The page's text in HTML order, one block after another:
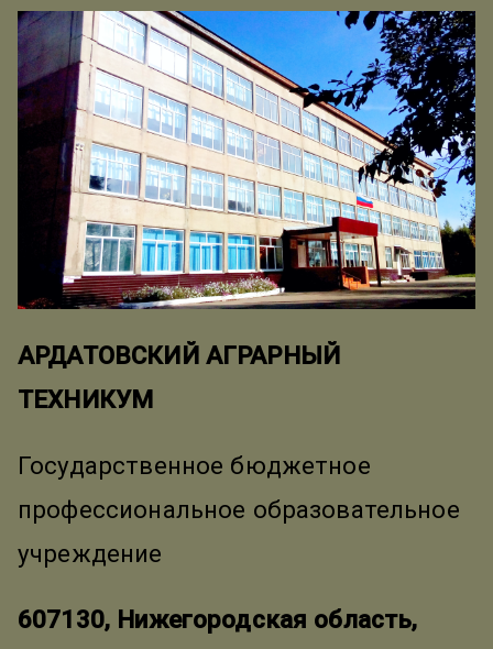
АРДАТОВСКИЙ АГРАРНЫЙ
ТЕХНИКУМ
Государственное бюджетное
профессиональное образовательное
учреждение
607130, Нижегородская область,